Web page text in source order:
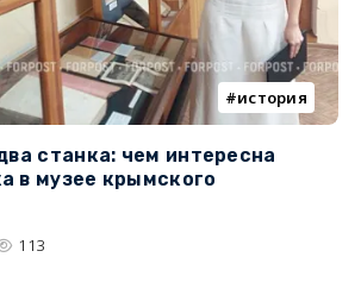
история
станка: чем интересна
в музее крымского
113